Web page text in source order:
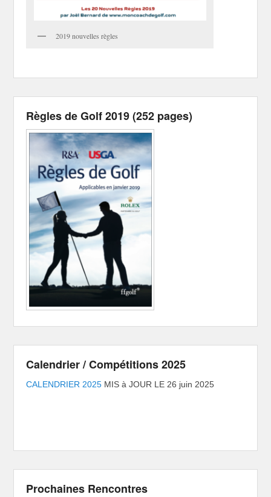
2019 nouvelles règles
Règles de Golf 2019 (252 pages)
Calendrier / Compétitions 2025
CALENDRIER 2025 MIS à JOUR LE 26 juin 2025
Prochaines Rencontres